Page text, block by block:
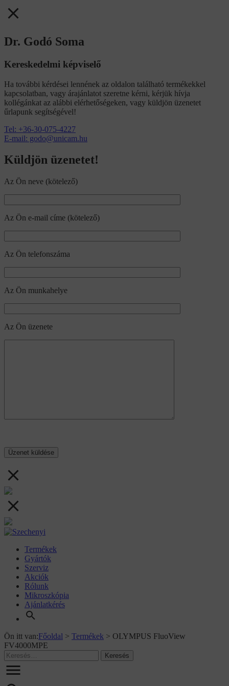
Dr. Godó Soma
Kereskedelmi képviselő
Ha további kérdései lennének az oldalon található termékekkel
kapcsolatban, vagy árajánlatot szeretne kérni, kérjük hívja
kollégánkat az alábbi elérhetőségeken, vagy küldjön üzenetet
űrlapunk segítségével!
Tel: +36-30-075-4227
E-mail: godo@unicam.hu
Küldjön üzenetet!
Az Ön neve (kötelező)
Az Ön e-mail címe (kötelező)
Az Ön telefonszáma
Az Ön munkahelye
Az Ön üzenete
Termékek
Gyártók
Szerviz
Akciók
Rólunk
Mikroszkópia
Ajánlatkérés
Ön itt van:Főoldal > Termékek > OLYMPUS FluoView
FV4000MPE